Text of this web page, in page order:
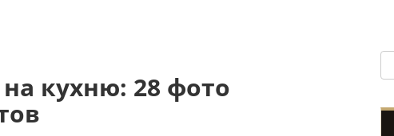
кухню: 28 фото